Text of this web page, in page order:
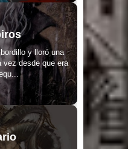
y lloró una
vez desde que era